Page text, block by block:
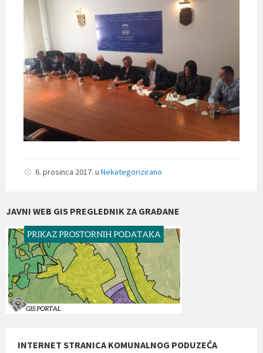
6. prosinca 2017. u Nekategorizirano
JAVNI WEB GIS PREGLEDNIK ZA GRAĐANE
INTERNET STRANICA KOMUNALNOG PODUZEĆA